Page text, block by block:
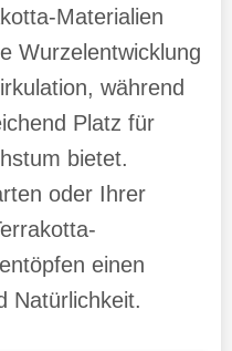
Materialien
Wurzelentwicklung
während
Platz für
bietet.
oder Ihrer
einen
Natürlichkeit.